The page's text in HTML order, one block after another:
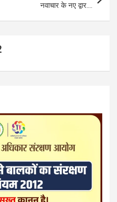
नवाचार के नए द्वार….